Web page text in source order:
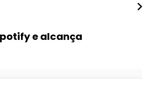
e alcança